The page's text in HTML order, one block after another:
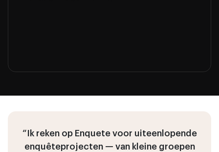
“Ik reken op Enquete voor uiteenlopende
enquêteprojecten — van kleine groepen